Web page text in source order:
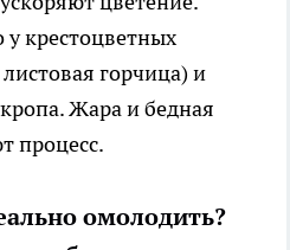
у крестоцветных
листовая горчица) и
Жара и бедная
процесс.
омолодить?